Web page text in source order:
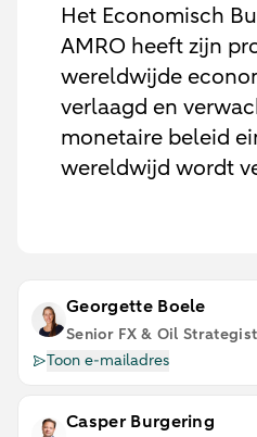
Het Economisch
AMRO heeft zijn
wereldwijde
verlaagd en
monetaire beleid
wereldwijd wordt
Georgette Boele
Senior FX & Oil Strategist
Toon e-mailadres
Casper Burgering